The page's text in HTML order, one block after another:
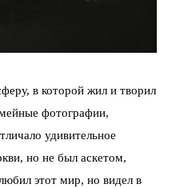
в которой жил и творил
фотографии,
удивительное
но не был аскетом,
этот мир, но видел в